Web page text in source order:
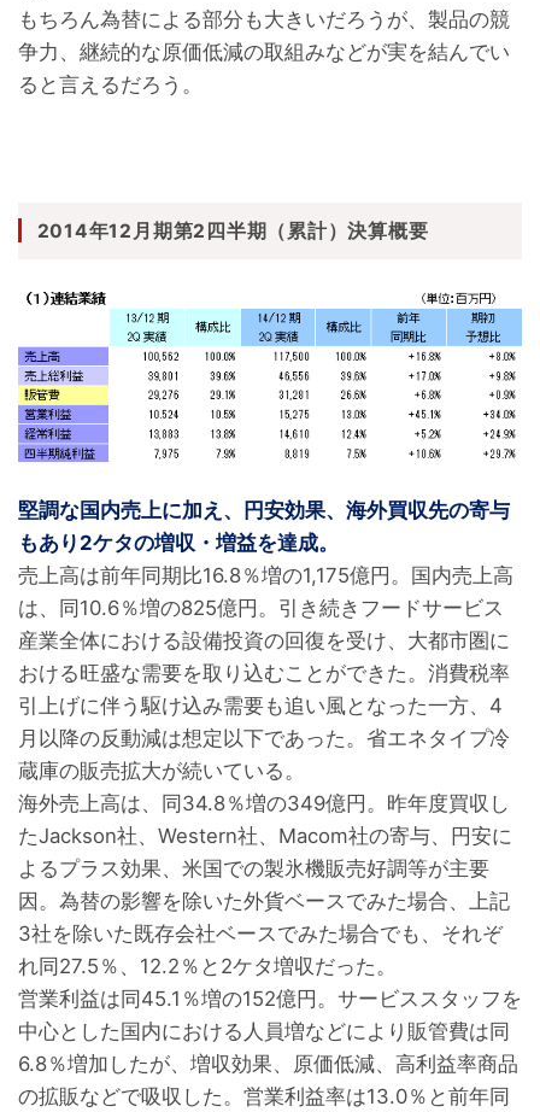
もちろん為替による部分も大きいだろうが、製品の競
争力、継続的な原価低減の取組みなどが実を結んでい
ると言えるだろう。
2014年12月期第2四半期（累計）決算概要
堅調な国内売上に加え、円安効果、海外買収先の寄与
もあり2ケタの増収・増益を達成。
売上高は前年同期比16.8％増の1,175億円。国内売上高
は、同10.6％増の825億円。引き続きフードサービス
産業全体における設備投資の回復を受け、大都市圏に
おける旺盛な需要を取り込むことができた。消費税率
引上げに伴う駆け込み需要も追い風となった一方、4
月以降の反動減は想定以下であった。省エネタイプ冷
蔵庫の販売拡大が続いている。
海外売上高は、同34.8％増の349億円。昨年度買収し
たJackson社、Western社、Macom社の寄与、円安に
よるプラス効果、米国での製氷機販売好調等が主要
因。為替の影響を除いた外貨ベースでみた場合、上記
3社を除いた既存会社ベースでみた場合でも、それぞ
れ同27.5％、12.2％と2ケタ増収だった。
営業利益は同45.1％増の152億円。サービススタッフを
中心とした国内における人員増などにより販管費は同
6.8％増加したが、増収効果、原価低減、高利益率商品
の拡販などで吸収した。営業利益率は13.0％と前年同